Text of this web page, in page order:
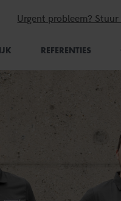
Urgent probleem?
REFERENTIES